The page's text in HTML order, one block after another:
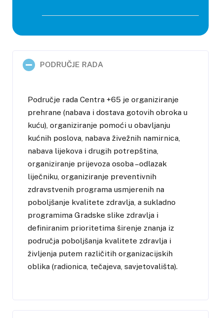
PODRUČJE RADA
Područje rada Centra +65 je organiziranje
prehrane (nabava i dostava gotovih obroka u
kuću), organiziranje pomoći u obavljanju
kućnih poslova, nabava živežnih namirnica,
nabava lijekova i drugih potrepština,
organiziranje prijevoza osoba –odlazak
liječniku, organiziranje preventivnih
zdravstvenih programa usmjerenih na
poboljšanje kvalitete zdravlja, a sukladno
programima Gradske slike zdravlja i
definiranim prioritetima širenje znanja iz
područja poboljšanja kvalitete zdravlja i
življenja putem različitih organizacijskih
oblika (radionica, tečajeva, savjetovališta).